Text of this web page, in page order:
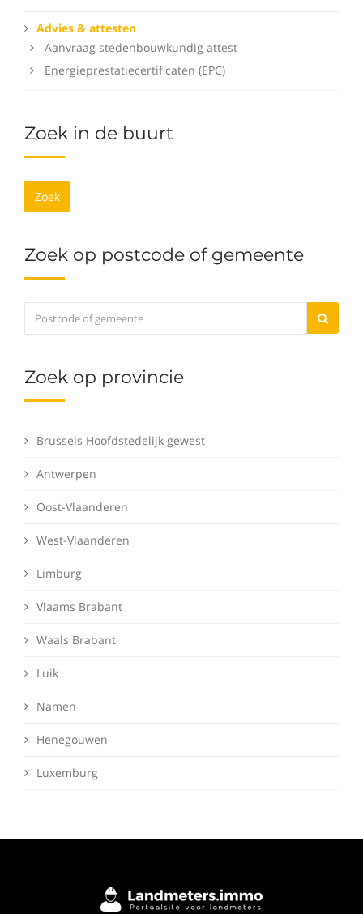
Deze website maakt gebruik van cookies om
Advies & attesten
Aanvraag stedenbouwkundig attest
Energieprestatiecertificaten (EPC)
Zoek in de buurt
Zoek
Zoek op postcode of gemeente
Zoek op provincie
Brussels Hoofdstedelijk gewest
Antwerpen
Oost-Vlaanderen
West-Vlaanderen
Limburg
Vlaams Brabant
Waals Brabant
Luik
Namen
Henegouwen
Luxemburg